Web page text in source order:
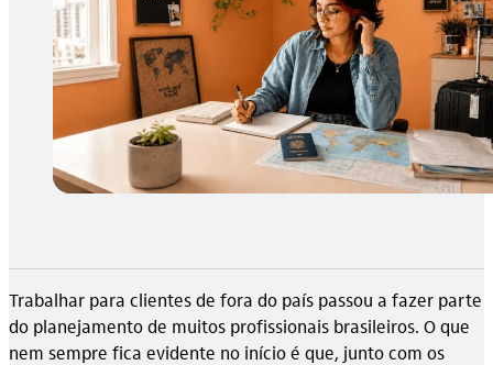
Trabalhar para clientes de fora do país passou a fazer parte
do planejamento de muitos profissionais brasileiros. O que
nem sempre fica evidente no início é que, junto com os